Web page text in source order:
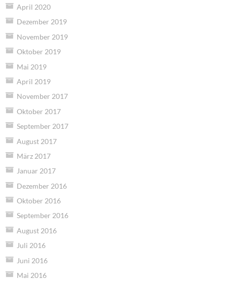
April 2020
Dezember 2019
November 2019
Oktober 2019
Mai 2019
April 2019
November 2017
Oktober 2017
September 2017
August 2017
März 2017
Januar 2017
Dezember 2016
Oktober 2016
September 2016
August 2016
Juli 2016
Juni 2016
Mai 2016